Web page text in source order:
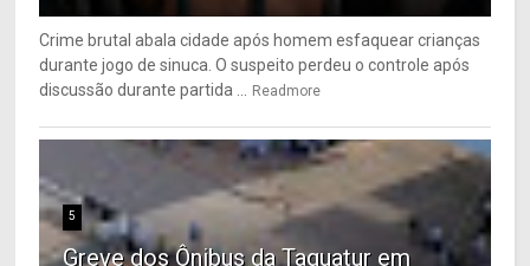
Crime brutal abala cidade após homem esfaquear crianças
durante jogo de sinuca. O suspeito perdeu o controle após
discussão durante partida ... Readmore
5
Greve dos Ônibus da Taguatur em